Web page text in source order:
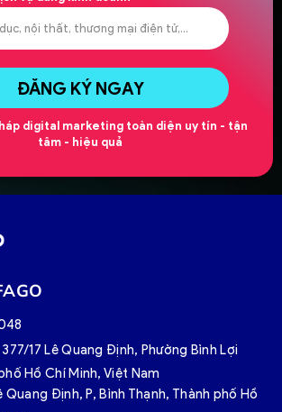
ĐĂNG KÝ NGAY
digital marketing toàn diện uy tín - tận
tâm - hiệu quả
17 Lê Quang Định, Phường Bình Lợi
Hồ Chí Minh, Việt Nam
Quang Định, P, Bình Thạnh, Thành phố Hồ